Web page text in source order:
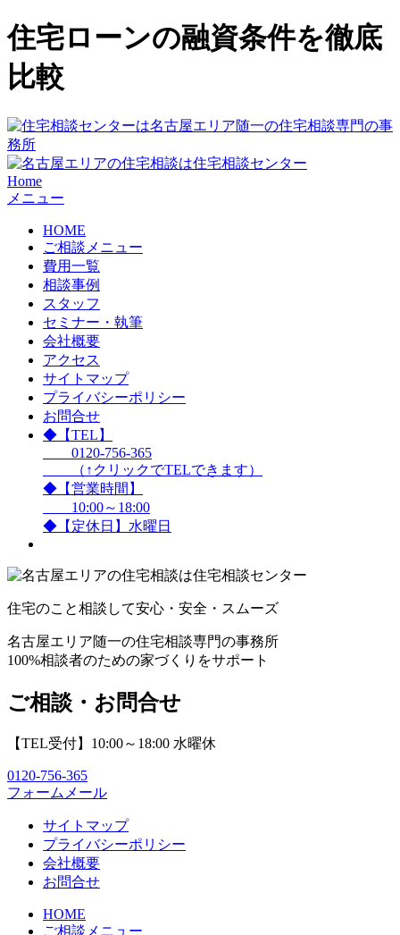
住宅ローンの融資条件を徹底
比較
Home
メニュー
HOME
ご相談メニュー
費用一覧
相談事例
スタッフ
セミナー・執筆
会社概要
アクセス
サイトマップ
プライバシーポリシー
お問合せ
◆【TEL】
0120-756-365
（↑クリックでTELできます）
◆【営業時間】
10:00～18:00
◆【定休日】水曜日
住宅のこと相談して安心・安全・スムーズ
名古屋エリア随一の住宅相談専門の事務所
100%相談者のための家づくりをサポート
ご相談・お問合せ
【TEL受付】10:00～18:00 水曜休
0120-756-365
フォームメール
サイトマップ
プライバシーポリシー
会社概要
お問合せ
HOME
ご相談メニュー